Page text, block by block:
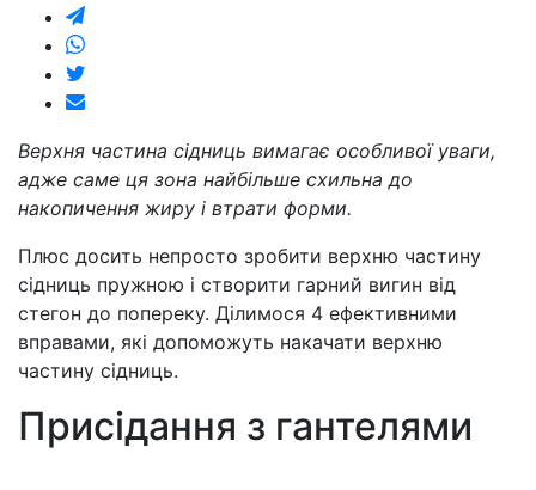
Верхня частина сідниць вимагає особливої ​​уваги,
адже саме ця зона найбільше схильна до
накопичення жиру і втрати форми.
Плюс досить непросто зробити верхню частину
сідниць пружною і створити гарний вигин від
стегон до попереку. Ділимося 4 ефективними
вправами, які допоможуть накачати верхню
частину сідниць.
Присідання з гантелями